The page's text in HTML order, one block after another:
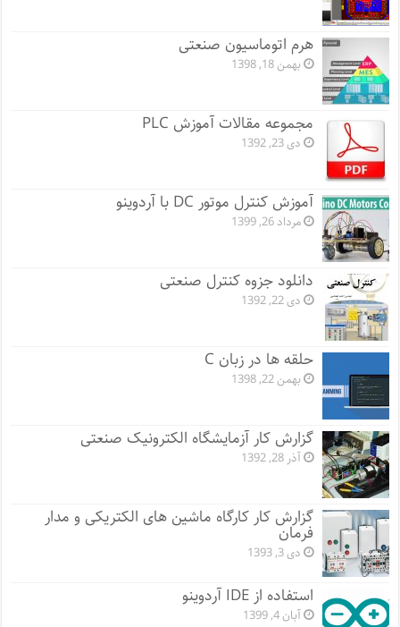
هرم اتوماسیون صنعتی
بهمن 18, 1398
مجموعه مقالات آموزش PLC
دی 23, 1392
آموزش کنترل موتور DC با آردوینو
مرداد 26, 1399
دانلود جزوه کنترل صنعتی
دی 22, 1392
حلقه ها در زبان C
بهمن 22, 1398
گزارش کار آزمایشگاه الکترونیک صنعتی
آذر 28, 1392
گزارش کار کارگاه ماشین های الکتریکی و مدار
فرمان
دی 3, 1393
استفاده از IDE آردوینو
آبان 4, 1399